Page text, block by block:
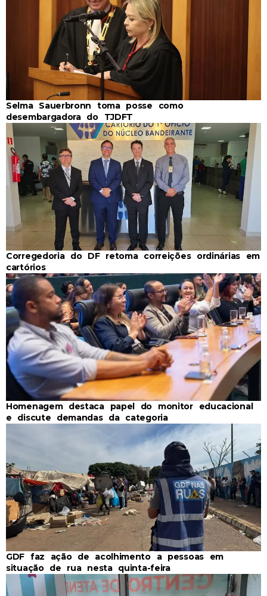
Selma Sauerbronn toma posse como
desembargadora do TJDFT
Corregedoria do DF retoma correições ordinárias em
cartórios
Homenagem destaca papel do monitor educacional
e discute demandas da categoria
GDF faz ação de acolhimento a pessoas em
situação de rua nesta quinta-feira